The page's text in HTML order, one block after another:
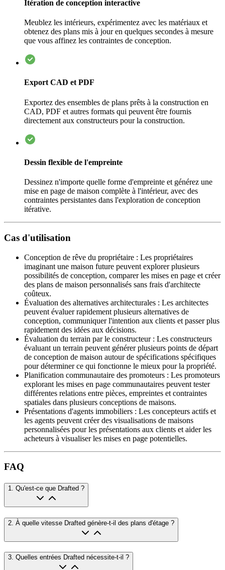
Itération de conception interactive
Meublez les intérieurs, expérimentez avec les matériaux et
obtenez des plans mis à jour en quelques secondes à mesure
que vous affinez les contraintes de conception.
Export CAD et PDF
Exportez des ensembles de plans prêts à la construction en
CAD, PDF et autres formats qui peuvent être fournis
directement aux constructeurs pour la construction.
Dessin flexible de l'empreinte
Dessinez n'importe quelle forme d'empreinte et générez une
mise en page de maison complète à l'intérieur, avec des
contraintes persistantes dans l'exploration de conception
itérative.
Cas d'utilisation
Conception de rêve du propriétaire : Les propriétaires
imaginant une maison future peuvent explorer plusieurs
possibilités de conception, comparer les mises en page et créer
des plans de maison personnalisés sans frais d'architecte
coûteux.
Évaluation des alternatives architecturales : Les architectes
peuvent évaluer rapidement plusieurs alternatives de
conception, communiquer l'intention aux clients et passer plus
rapidement des idées aux décisions.
Évaluation du terrain par le constructeur: Les constructeurs
évaluant un terrain peuvent générer plusieurs points de départ
de conception de maison autour de spécifications spécifiques
pour déterminer ce qui fonctionne le mieux pour la propriété.
Planification communautaire des promoteurs : Les promoteurs
explorant les mises en page communautaires peuvent tester
différentes relations entre pièces, empreintes et contraintes
spatiales dans plusieurs conceptions de maisons.
Présentations d'agents immobiliers : Les concepteurs actifs et
les agents peuvent créer des visualisations de maisons
personnalisées pour les présentations aux clients et aider les
acheteurs à visualiser les mises en page potentielles.
FAQ
1 Qu'est-ce que Drafted ?
2 À quelle vitesse Drafted génère-t-il des plans d'étage ?
3. Quelles entrées Drafted nécessite-t-il ?